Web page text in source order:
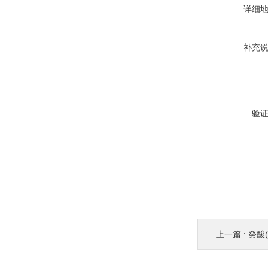
详细
补充
验
上一篇 : 癸酸